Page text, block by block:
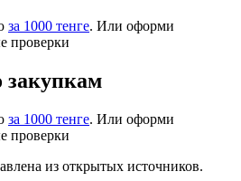
за 1000 тенге. Или оформи
проверки
за 1000 тенге. Или оформи
проверки
из открытых источников.